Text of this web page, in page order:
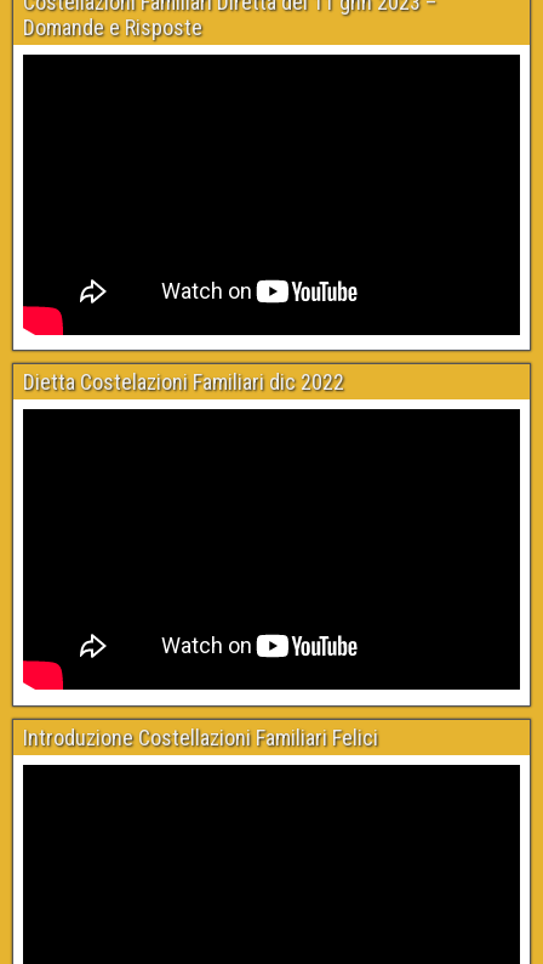
Domande e Risposte
Dietta Costelazioni Familiari dic 2022
Introduzione Costellazioni Familiari Felici